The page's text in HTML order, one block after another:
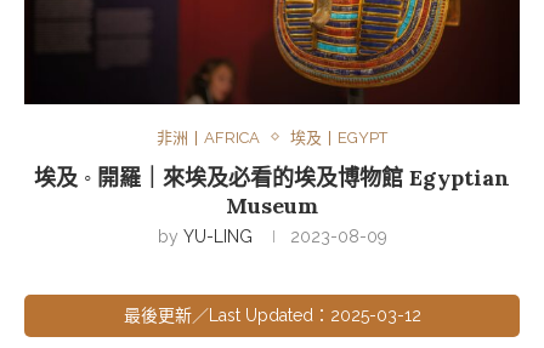
非洲丨AFRICA 埃及丨EGYPT
埃及 ◦ 開羅｜來埃及必看的埃及博物館 Egyptian
Museum
by YU-LING 2023-08-09
最後更新／Last Updated：2025-03-12